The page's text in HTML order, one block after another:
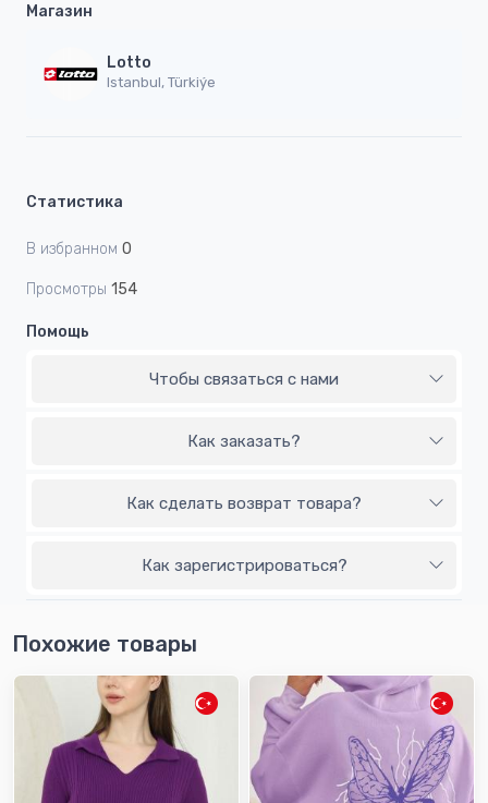
Магазин
Lotto
Istanbul, Türkiýe
Статистика
В избранном 0
Просмотры 154
Помощь
Чтобы связаться с нами
Как заказать?
Как сделать возврат товара?
Как зарегистрироваться?
Похожие товары